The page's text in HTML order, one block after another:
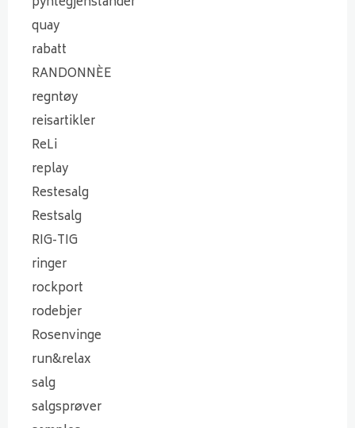
quay
rabatt
RANDONNÈE
regntøy
reisartikler
ReLi
replay
Restesalg
Restsalg
RIG-TIG
ringer
rockport
rodebjer
Rosenvinge
run&relax
salg
salgsprøver